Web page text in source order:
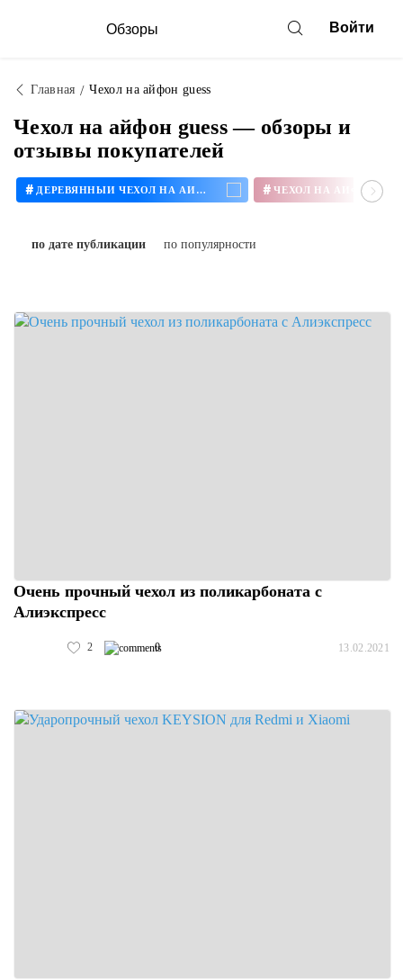
Обзоры Войти
Главная Чехол на айфон guess
Чехол на айфон guess — обзоры и
отзывы покупателей
# ДЕРЕВЯННЫЙ ЧЕХОЛ НА АЙФОН # ЧЕХОЛ НА АЙФОН 11
по дате публикации по популярности
Очень прочный чехол из поликарбоната с
Алиэкспресс
2 0 13.02.2021